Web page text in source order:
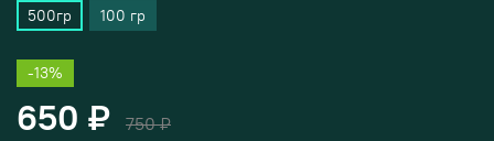
500гр 100 гр
-13%
650 ₽
750 ₽